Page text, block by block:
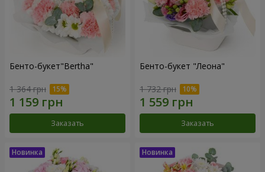
Бенто-букет"Bertha"
1 364 грн
Заказать
Бенто-букет "Леона"
1 732 грн
Заказать